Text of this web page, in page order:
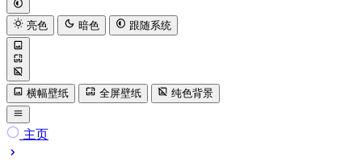
亮色 暗色 跟随系统
横幅壁纸 全屏壁纸 纯色背景
主页